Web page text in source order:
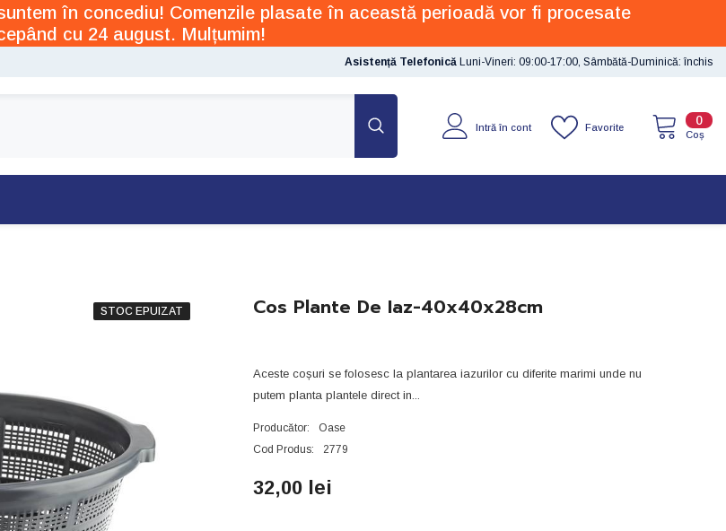
în concediu! Comenzile plasate în această perioadă vor fi procesate
cu 24 august. Mulțumim!
Asistență Telefonică Luni-Vineri: 09:00-17:00, Sâmbătă-Duminică: închis
00
Coș
Favorite
Intră în cont
STOC EPUIZAT Cos Plante De Iaz-40x40x28cm
Aceste coșuri se folosesc la plantarea iazurilor cu diferite marimi unde nu
putem planta plantele direct in...
Producător:
Oase
Cod Produs:
2779
32,00 lei